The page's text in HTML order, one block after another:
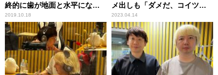
終的に歯が地面と水平にな
る」
2019.10.18
メ出しも「ダメだ、コイツ！
（笑）」
2023.04.14